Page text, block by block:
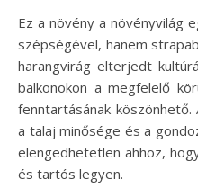
Ez a növény a növényvilág
szépségével, hanem
harangvirág elterjedt
balkonokon a megfelelő
fenntartásának
a talaj minősége és a
elengedhetetlen ahhoz,
és tartós legyen.